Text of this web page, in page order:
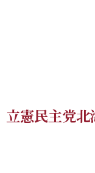
立憲民主党